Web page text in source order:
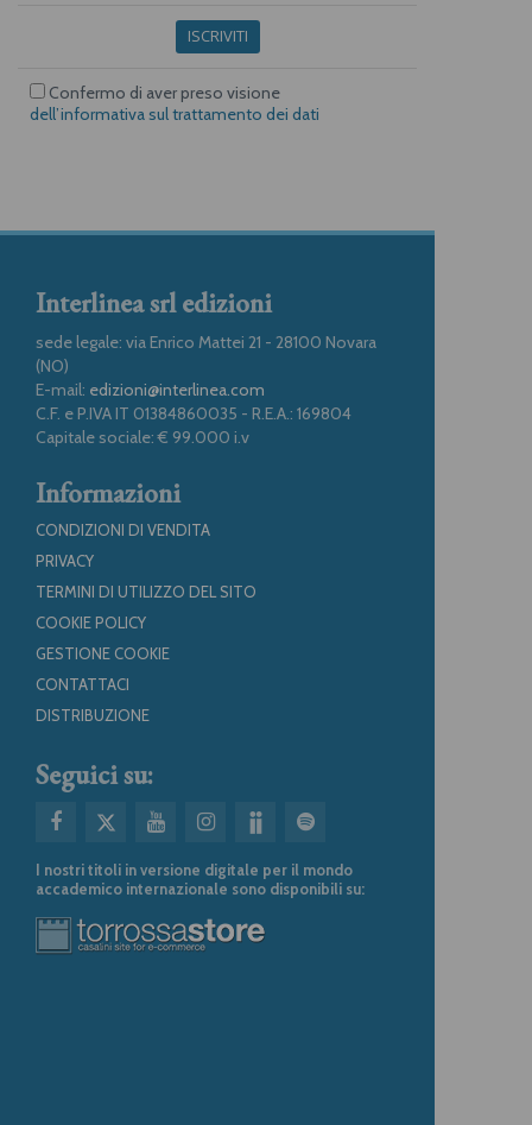
ISCRIVITI
Confermo di aver preso visione
dell’informativa sul trattamento dei dati
Interlinea srl edizioni
sede legale: via Enrico Mattei 21 - 28100 Novara
(NO)
E-mail: edizioni@interlinea.com
C.F. e P.IVA IT 01384860035 - R.E.A.: 169804
Capitale sociale: € 99.000 i.v
Informazioni
CONDIZIONI DI VENDITA
PRIVACY
TERMINI DI UTILIZZO DEL SITO
COOKIE POLICY
GESTIONE COOKIE
CONTATTACI
DISTRIBUZIONE
Seguici su:
I nostri titoli in versione digitale per il mondo
accademico internazionale sono disponibili su: